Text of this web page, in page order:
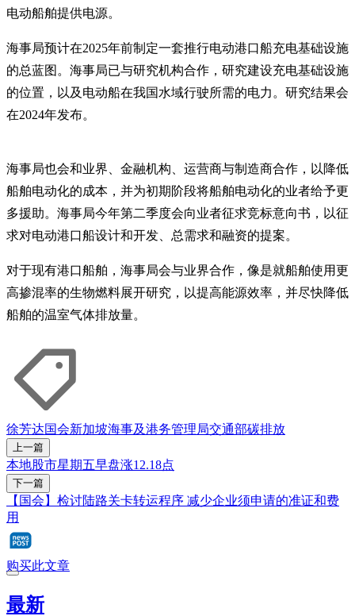
电动船舶提供电源。
海事局预计在2025年前制定一套推行电动港口船充电基础设施
的总蓝图。海事局已与研究机构合作，研究建设充电基础设施
的位置，以及电动船在我国水域行驶所需的电力。研究结果会
在2024年发布。
海事局也会和业界、金融机构、运营商与制造商合作，以降低
船舶电动化的成本，并为初期阶段将船舶电动化的业者给予更
多援助。海事局今年第二季度会向业者征求竞标意向书，以征
求对电动港口船设计和开发、总需求和融资的提案。
对于现有港口船舶，海事局会与业界合作，像是就船舶使用更
高掺混率的生物燃料展开研究，以提高能源效率，并尽快降低
船舶的温室气体排放量。
徐芳达国会新加坡海事及港务管理局交通部碳排放
上一篇
本地股市星期五早盘涨12.18点
下一篇
【国会】检讨陆路关卡转运程序 减少企业须申请的准证和费
用
购买此文章
最新